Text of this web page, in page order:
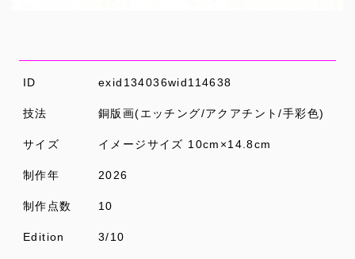
ID exid134036wid114638
技法 銅版画(エッチング/アクアチント/手彩色)
サイズ イメージサイズ 10cm×14.8cm
制作年 2026
制作点数 10
Edition 3/10